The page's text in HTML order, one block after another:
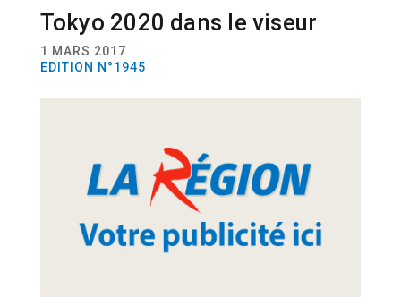
Tokyo 2020 dans le viseur
1 MARS 2017
EDITION N°1945